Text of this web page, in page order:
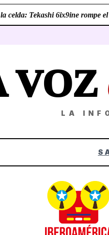
celda: Tekashi 6ix9ine rompe
VOZ
LA